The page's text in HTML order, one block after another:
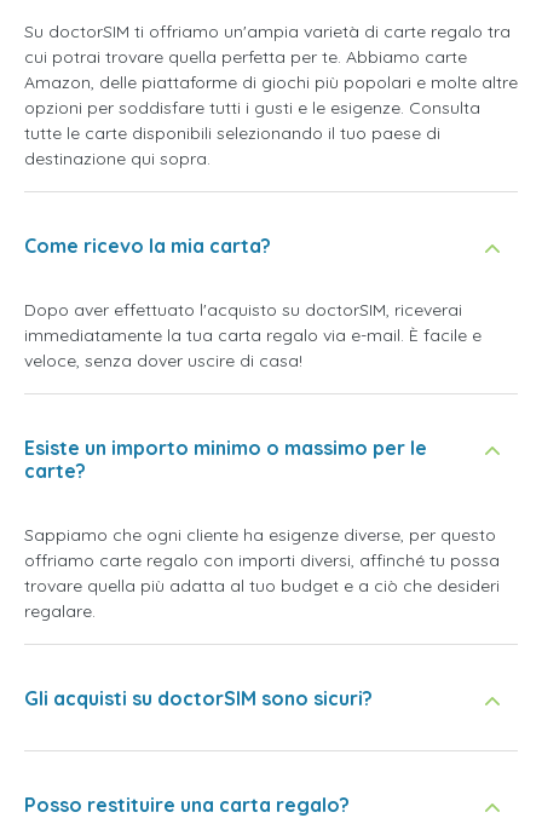
Su doctorSIM ti offriamo un'ampia varietà di carte regalo tra
cui potrai trovare quella perfetta per te. Abbiamo carte
Amazon, delle piattaforme di giochi più popolari e molte altre
opzioni per soddisfare tutti i gusti e le esigenze. Consulta
tutte le carte disponibili selezionando il tuo paese di
destinazione qui sopra.
Come ricevo la mia carta?
Dopo aver effettuato l'acquisto su doctorSIM, riceverai
immediatamente la tua carta regalo via e-mail. È facile e
veloce, senza dover uscire di casa!
Esiste un importo minimo o massimo per le
carte?
Sappiamo che ogni cliente ha esigenze diverse, per questo
offriamo carte regalo con importi diversi, affinché tu possa
trovare quella più adatta al tuo budget e a ciò che desideri
regalare.
Gli acquisti su doctorSIM sono sicuri?
Posso restituire una carta regalo?